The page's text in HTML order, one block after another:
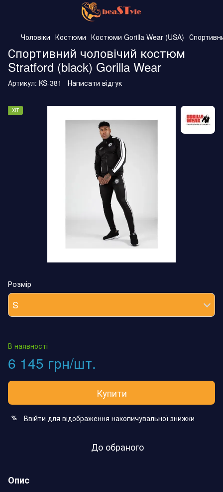
Чоловіки Костюми Костюми Gorilla Wear (USA)
Спортивний чоловічий костюм
Stratford (black) Gorilla Wear
Артикул: KS-381 Написати відгук
ХІТ
Розмір
S
В наявності
6 145 грн/шт.
Купити
% Ввійти для відображення накопичувальної знижки
До обраного
Опис